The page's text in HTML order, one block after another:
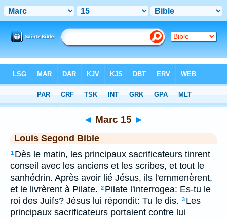
◄ Marc 15 ►
Louis Segond Bible
1 Dès le matin, les principaux sacrificateurs tinrent
conseil avec les anciens et les scribes, et tout le
sanhédrin. Après avoir lié Jésus, ils l'emmenèrent,
et le livrèrent à Pilate. 2 Pilate l'interrogea: Es-tu le
roi des Juifs? Jésus lui répondit: Tu le dis. 3 Les
principaux sacrificateurs portaient contre lui